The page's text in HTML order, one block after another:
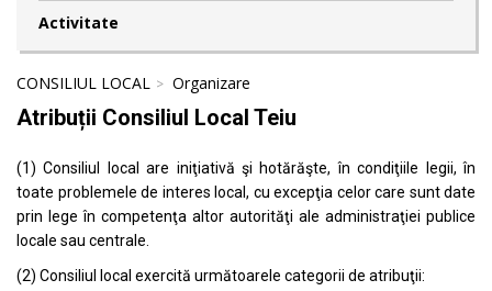
Activitate
CONSILIUL LOCAL Organizare
Atribuții Consiliul Local Teiu
(1) Consiliul local are iniţiativă şi hotărăşte, în condiţiile legii, în
toate problemele de interes local, cu excepţia celor care sunt date
prin lege în competenţa altor autorităţi ale administraţiei publice
locale sau centrale.
(2) Consiliul local exercită următoarele categorii de atribuţii: